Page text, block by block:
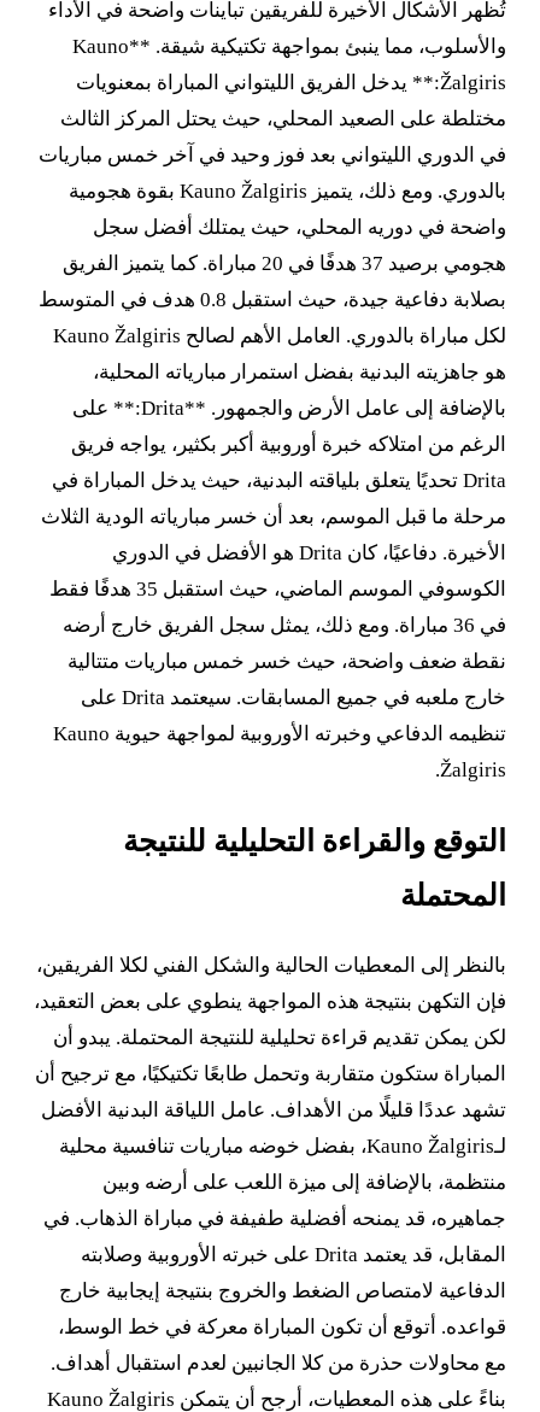
تُظهر الأشكال الأخيرة للفريقين تباينات واضحة في الأداء
والأسلوب، مما ينبئ بمواجهة تكتيكية شيقة. **Kauno
Žalgiris:** يدخل الفريق الليتواني المباراة بمعنويات
مختلطة على الصعيد المحلي، حيث يحتل المركز الثالث
في الدوري الليتواني بعد فوز وحيد في آخر خمس مباريات
بالدوري. ومع ذلك، يتميز Kauno Žalgiris بقوة هجومية
واضحة في دوريه المحلي، حيث يمتلك أفضل سجل
هجومي برصيد 37 هدفًا في 20 مباراة. كما يتميز الفريق
بصلابة دفاعية جيدة، حيث استقبل 0.8 هدف في المتوسط
لكل مباراة بالدوري. العامل الأهم لصالح Kauno Žalgiris
هو جاهزيته البدنية بفضل استمرار مبارياته المحلية،
بالإضافة إلى عامل الأرض والجمهور. **Drita:** على
الرغم من امتلاكه خبرة أوروبية أكبر بكثير، يواجه فريق
Drita تحديًا يتعلق بلياقته البدنية، حيث يدخل المباراة في
مرحلة ما قبل الموسم، بعد أن خسر مبارياته الودية الثلاث
الأخيرة. دفاعيًا، كان Drita هو الأفضل في الدوري
الكوسوفي الموسم الماضي، حيث استقبل 35 هدفًا فقط
في 36 مباراة. ومع ذلك، يمثل سجل الفريق خارج أرضه
نقطة ضعف واضحة، حيث خسر خمس مباريات متتالية
خارج ملعبه في جميع المسابقات. سيعتمد Drita على
تنظيمه الدفاعي وخبرته الأوروبية لمواجهة حيوية Kauno
Žalgiris.
التوقع والقراءة التحليلية للنتيجة
المحتملة
بالنظر إلى المعطيات الحالية والشكل الفني لكلا الفريقين،
فإن التكهن بنتيجة هذه المواجهة ينطوي على بعض التعقيد،
لكن يمكن تقديم قراءة تحليلية للنتيجة المحتملة. يبدو أن
المباراة ستكون متقاربة وتحمل طابعًا تكتيكيًا، مع ترجيح أن
تشهد عددًا قليلًا من الأهداف. عامل اللياقة البدنية الأفضل
لـKauno Žalgiris، بفضل خوضه مباريات تنافسية محلية
منتظمة، بالإضافة إلى ميزة اللعب على أرضه وبين
جماهيره، قد يمنحه أفضلية طفيفة في مباراة الذهاب. في
المقابل، قد يعتمد Drita على خبرته الأوروبية وصلابته
الدفاعية لامتصاص الضغط والخروج بنتيجة إيجابية خارج
قواعده. أتوقع أن تكون المباراة معركة في خط الوسط،
مع محاولات حذرة من كلا الجانبين لعدم استقبال أهداف.
بناءً على هذه المعطيات، أرجح أن يتمكن Kauno Žalgiris